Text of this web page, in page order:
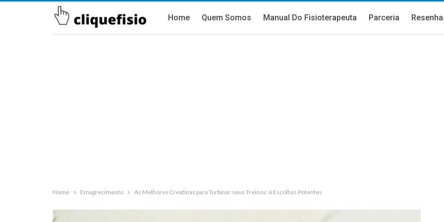
Home Quem Somos Manual Do Fisioterapeuta Parceria
Home Emagrecimento As Melhores Creatinas para Turbinar seus Treinos: 6 Escolhas Potentes